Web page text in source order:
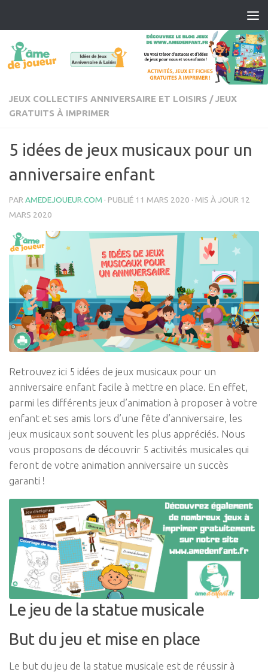
JEUX COLLECTIFS ANNIVERSAIRE ET LOISIRS / JEUX
GRATUITS À IMPRIMER
5 idées de jeux musicaux pour un
anniversaire enfant
PAR AMEDEJOUEUR.COM · PUBLIÉ 11 MARS 2020 · MIS À JOUR 12
MARS 2020
Retrouvez ici 5 idées de jeux musicaux pour un
anniversaire enfant facile à mettre en place. En effet,
parmi les différents jeux d’animation à proposer à votre
enfant et ses amis lors d’une fête d’anniversaire, les
jeux musicaux sont souvent les plus appréciés. Nous
vous proposons de découvrir 5 activités musicales qui
feront de votre animation anniversaire un succès
garanti !
Le jeu de la statue musicale
But du jeu et mise en place
Le but du jeu de la statue musicale est de réussir à